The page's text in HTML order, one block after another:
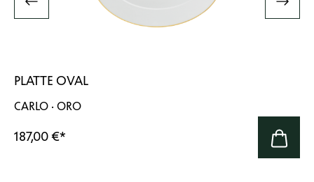
PLATTE OVAL
CARLO · ORO
187,00 €*